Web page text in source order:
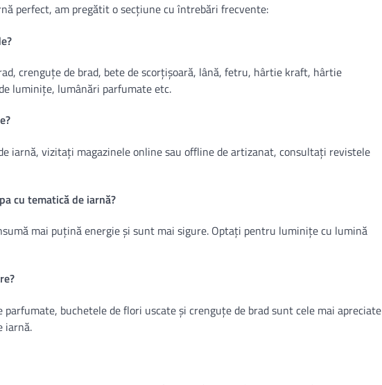
perfect, am pregătit o secțiune cu întrebări frecvente:
crenguțe de brad, bete de scorțișoară, lână, fetru, hârtie kraft, hârtie
luminițe, lumânări parfumate etc.
iarnă, vizitați magazinele online sau offline de artizanat, consultați revistele
cu tematică de iarnă?
mai puțină energie și sunt mai sigure. Optați pentru luminițe cu lumină
buchetele de flori uscate și crenguțe de brad sunt cele mai apreciate
iarnă.